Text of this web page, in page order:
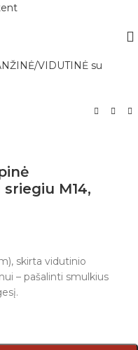
sriegiu M14,
skirta vidutinio
– pašalinti smulkius